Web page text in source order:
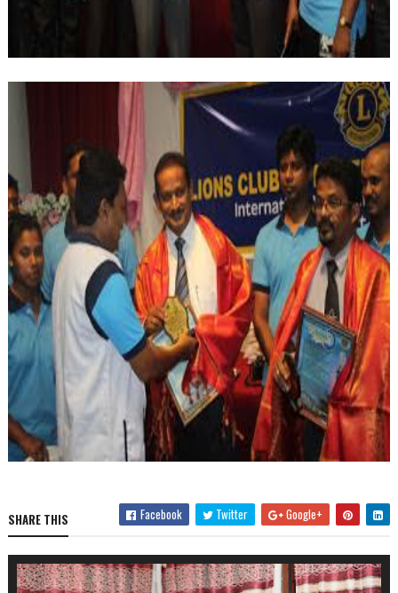
SHARE THIS Facebook Twitter Google+